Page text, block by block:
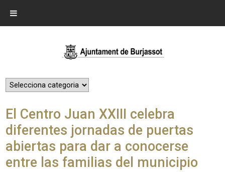
El Centro Juan XXIII celebra
diferentes jornadas de puertas
abiertas para dar a conocerse
entre las familias del municipio